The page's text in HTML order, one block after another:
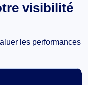
visibilité
les performances